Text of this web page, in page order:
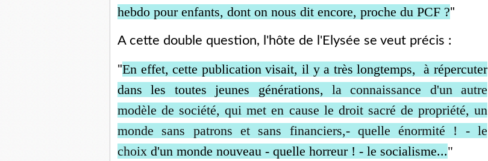
hebdo pour enfants, dont on nous dit encore, proche du PCF ?"
A cette double question, l'hôte de l'Elysée se veut précis :
"En effet, cette publication visait, il y a très longtemps, à répercuter
dans les toutes jeunes générations, la connaissance d'un autre
modèle de société, qui met en cause le droit sacré de propriété, un
monde sans patrons et sans financiers,- quelle énormité ! - le
choix d'un monde nouveau - quelle horreur ! - le socialisme..."